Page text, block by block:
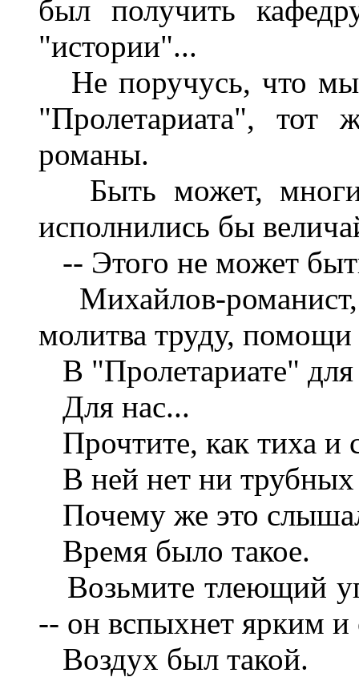
был получить
"истории"...
Не поручусь, что мы
"Пролетариата",
романы.
Быть может,
исполнились бы
-- Этого не может
Михайлов-
молитва труду,
В "Пролетариате" для
Для нас...
Прочтите, как тиха и
В ней нет ни трубных
Почему же это
Время было такое.
Возьмите тлеющий
-- он вспыхнет ярким
Воздух был такой.